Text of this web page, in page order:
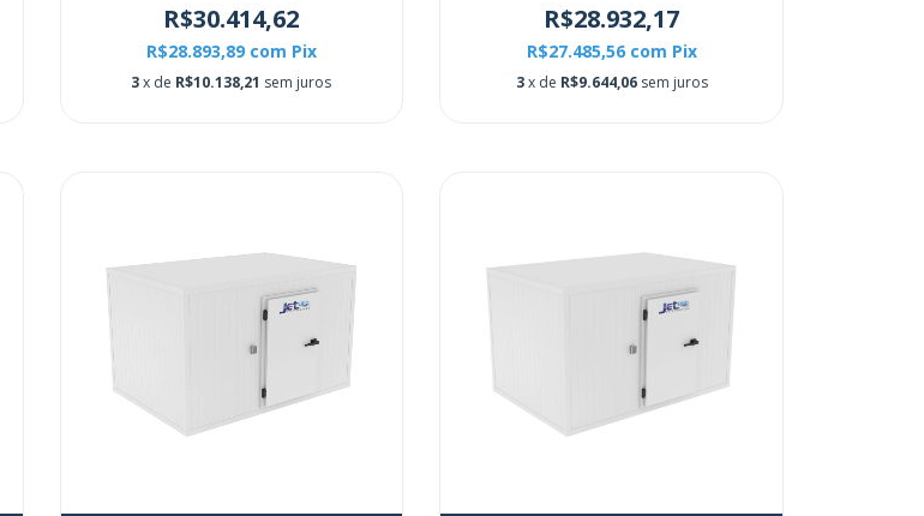
R$30.414,62
R$28.893,89 com Pix
3 x de R$10.138,21 sem juros
R$28.932,17
R$27.485,56 com Pix
3x de R$9.644,06 sem juros